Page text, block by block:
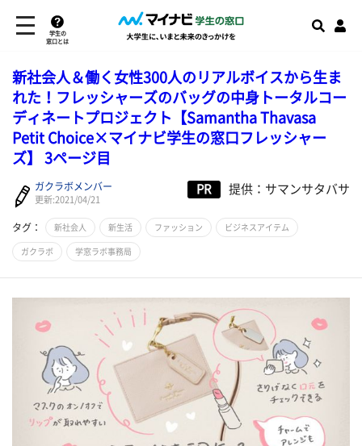
学生の
窓口とは
新社会人＆働く女性300人のリアルボイスから生ま
れた！フレッシャーズのバッグの中身トータルコー
ディネートプロジェクト【Samantha Thavasa
Petit Choice×マイナビ学生の窓口フレッシャー
ズ】 3ページ目
ガクラボメンバー
更新:2021/04/21
PR 提供：サマンサタバサ
タグ： 新社会人 新生活 ファッション ビジネスアイテム
ガクラボ 学窓ラボ事務局